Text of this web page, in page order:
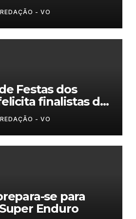
REDAÇÃO - VO
Festas dos
finalistas do
REDAÇÃO - VO
se para
Enduro